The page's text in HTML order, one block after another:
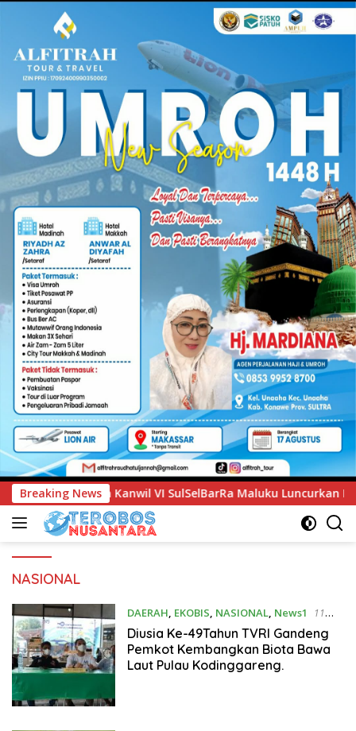
Breaking News
VI SulSelBarRa Maluku Luncurkan Program PANDE EMAS
NASIONAL
DAERAH, EKOBIS, NASIONAL, News1
11
Desember 2021
Diusia Ke-49Tahun TVRI Gandeng
Pemkot Kembangkan Biota Bawa
Laut Pulau Kodinggareng.